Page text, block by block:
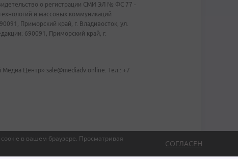
в вашем браузере. Просматривая
СОГЛАСЕН
о регистрации СМИ ЭЛ № ФС 77 -
и массовых коммуникаций
Приморский край, г. Владивосток, ул.
690091, Приморский край, г.
Центр» sale@mediadv.online. Тел.: +7